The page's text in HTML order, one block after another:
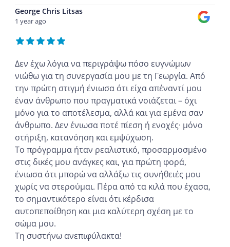
George Chris Litsas
1 year ago
Δεν έχω λόγια να περιγράψω πόσο ευγνώμων
νιώθω για τη συνεργασία μου με τη Γεωργία. Από
την πρώτη στιγμή ένιωσα ότι είχα απέναντί μου
έναν άνθρωπο που πραγματικά νοιάζεται – όχι
μόνο για το αποτέλεσμα, αλλά και για εμένα σαν
άνθρωπο. Δεν ένιωσα ποτέ πίεση ή ενοχές· μόνο
στήριξη, κατανόηση και εμψύχωση.
Το πρόγραμμα ήταν ρεαλιστικό, προσαρμοσμένο
στις δικές μου ανάγκες και, για πρώτη φορά,
ένιωσα ότι μπορώ να αλλάξω τις συνήθειές μου
χωρίς να στερούμαι. Πέρα από τα κιλά που έχασα,
το σημαντικότερο είναι ότι κέρδισα
αυτοπεποίθηση και μια καλύτερη σχέση με το
σώμα μου.
Τη συστήνω ανεπιφύλακτα!